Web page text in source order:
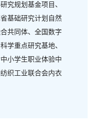
究规划基金项目、
基础研究计划自然
共同体、全国数字
学重点研究基地、
小学生职业体验中
织工业联合会内衣